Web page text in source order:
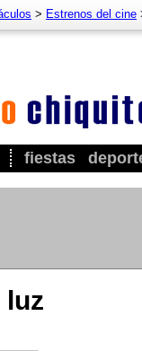
fiestas
> Estrenos del cine
luz